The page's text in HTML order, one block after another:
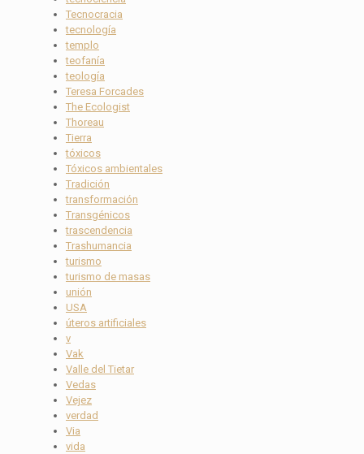
Tecnocracia
tecnología
templo
teofanía
teología
Teresa Forcades
The Ecologist
Thoreau
Tierra
tóxicos
Tóxicos ambientales
Tradición
transformación
Transgénicos
trascendencia
Trashumancia
turismo
turismo de masas
unión
USA
úteros artificiales
v
Vak
Valle del Tietar
Vedas
Vejez
verdad
Via
vida